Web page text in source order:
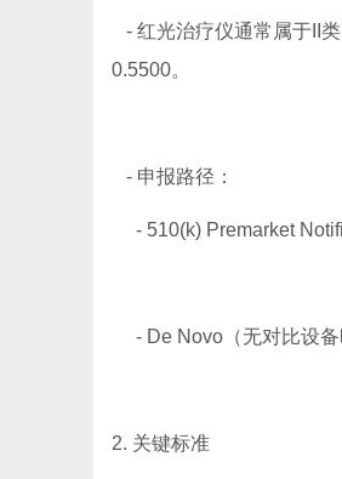
- 红光治疗仪通常属于II
0.5500。
- 申报路径：
- 510(k) Premarket
- De Novo（无对比设备
2. 关键标准